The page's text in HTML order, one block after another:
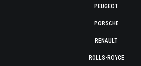
PEUGEOT
PORSCHE
RENAULT
ROLLS-ROYCE